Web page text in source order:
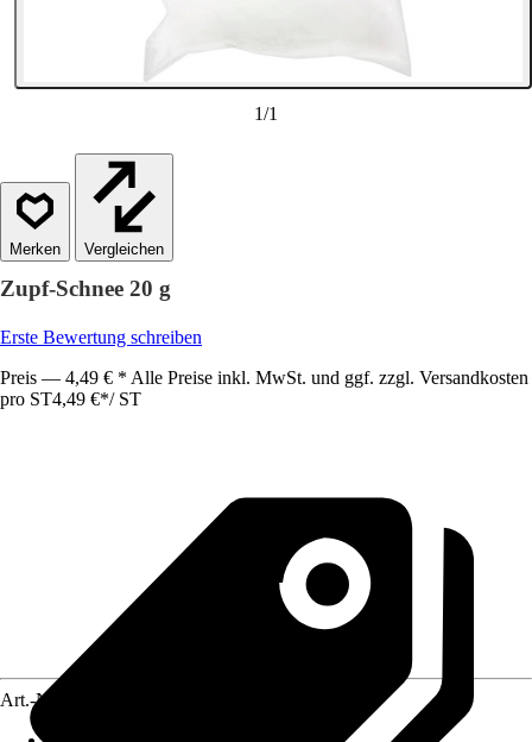
1/1
Vergleichen
Zupf-Schnee 20 g
Erste Bewertung schreiben
Preis — 4,49 € * Alle Preise inkl. MwSt. und ggf. zzgl. Versandkosten
pro ST4,49 €*/ ST
Art.-Nr.